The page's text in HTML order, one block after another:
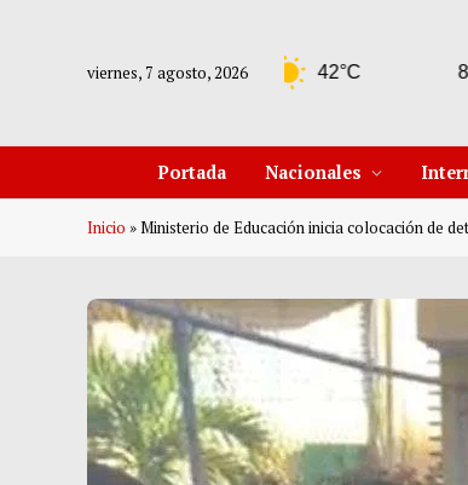
viernes, 7 agosto, 2026
7 Ago 42°C
Portada Nacionales
Inicio »Ministerio de Educación inicia colocación de